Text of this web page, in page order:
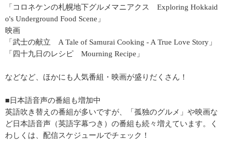
「コロネケンの札幌地下グルメマニアクス Exploring Hokkaid
o's Underground Food Scene」
映画
「武士の献立 A Tale of Samurai Cooking - A True Love Story」
「四十九日のレシピ Mourning Recipe」
などなど、ほかにも人気番組・映画が盛りだくさん！
■日本語音声の番組も増加中
英語吹き替えの番組が多いですが、「孤独のグルメ」や映画な
ど日本語音声（英語字幕つき）の番組も続々増えています。く
わしくは、配信スケジュールでチェック！